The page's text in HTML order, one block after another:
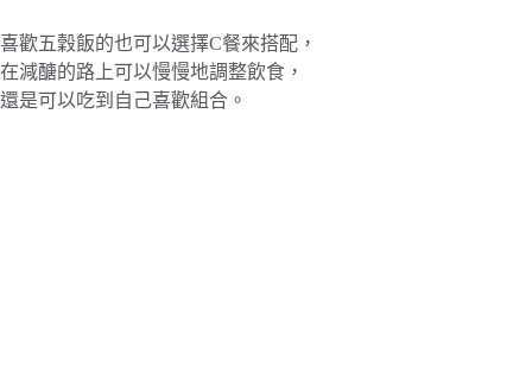
喜歡五穀飯的也可以選擇C餐來搭配，
在減醣的路上可以慢慢地調整飲食，
還是可以吃到自己喜歡組合。